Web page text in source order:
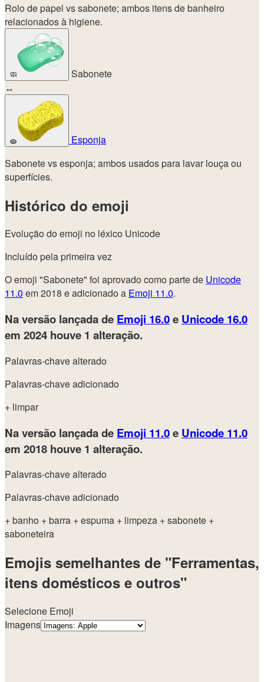
Rolo de papel vs sabonete; ambos itens de banheiro
relacionados à higiene.
🧼
Sabonete
↔
🧽
Esponja
Sabonete vs esponja; ambos usados para lavar louça ou
superfícies.
Histórico do emoji
Evolução do emoji no léxico Unicode
Incluído pela primeira vez
O emoji "Sabonete" foi aprovado como parte de Unicode
11.0 em 2018 e adicionado a Emoji 11.0.
Na versão lançada de Emoji 16.0e Unicode 16.0
em 2024 houve 1 alteração.
Palavras-chave alterado
Palavras-chave adicionado
+ limpar
Na versão lançada de Emoji 11.0e Unicode 11.0
em 2018 houve 1 alteração.
Palavras-chave alterado
Palavras-chave adicionado
+ banho + barra + espuma + limpeza + sabonete +
saboneteira
Emojis semelhantes de "Ferramentas,
itens domésticos e outros"
Selecione Emoji
Imagens